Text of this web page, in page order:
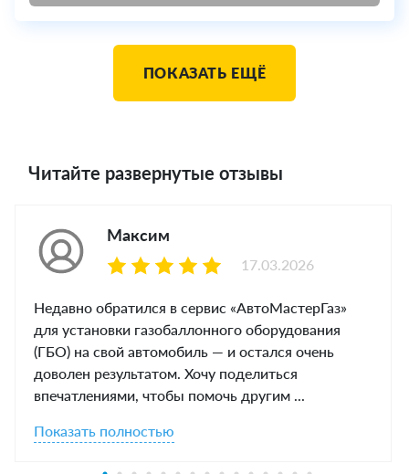
ПОКАЗАТЬ ЕЩЁ
Читайте развернутые отзывы
Максим
Недавно обратился в сервис «АвтоМастерГаз»
для установки газобаллонного оборудования
(ГБО) на свой автомобиль — и остался очень
доволен результатом. Хочу поделиться
впечатлениями, чтобы помочь другим ...
Показать полностью
17.03.2026